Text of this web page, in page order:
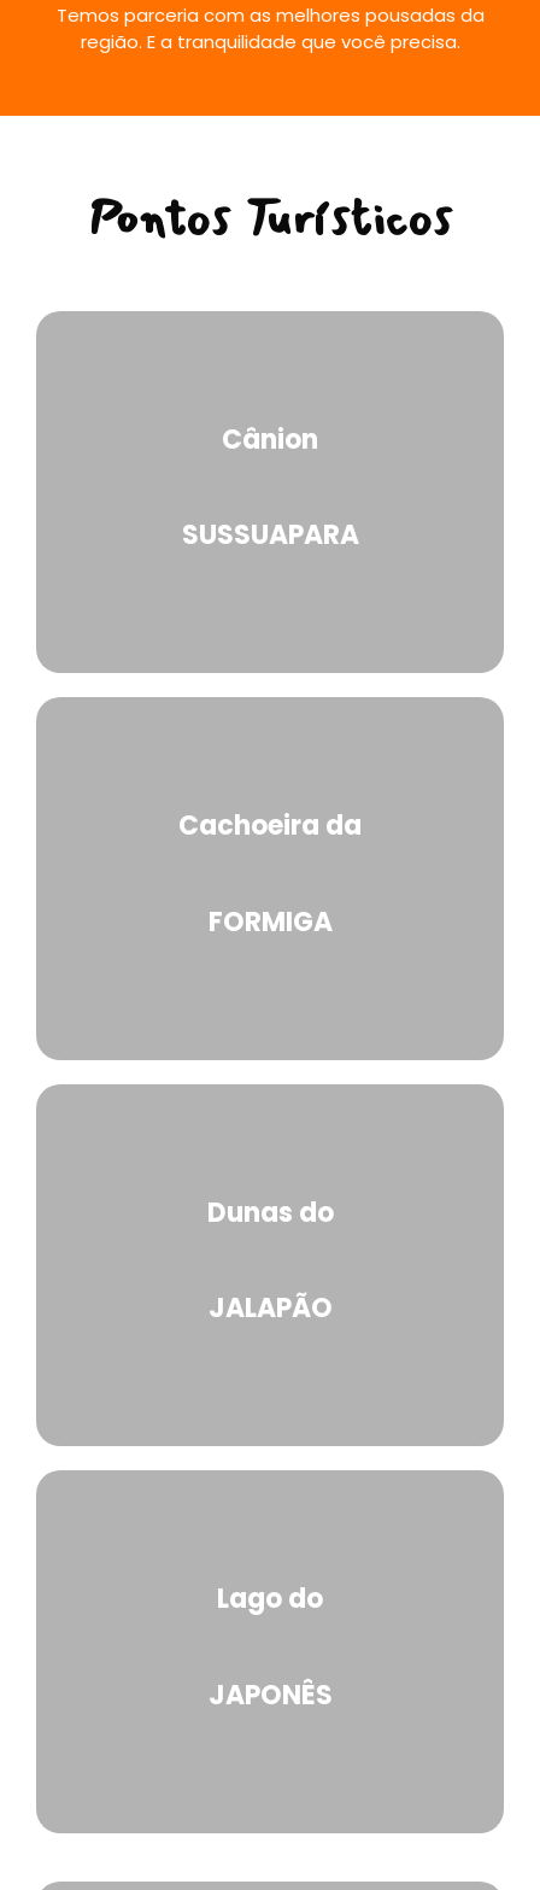
Temos parceria com as melhores pousadas da
região. E a tranquilidade que você precisa.
Pontos Turísticos
Cânion
SUSSUAPARA
Cachoeira da
FORMIGA
Dunas do
JALAPÃO
Lago do
JAPONÊS